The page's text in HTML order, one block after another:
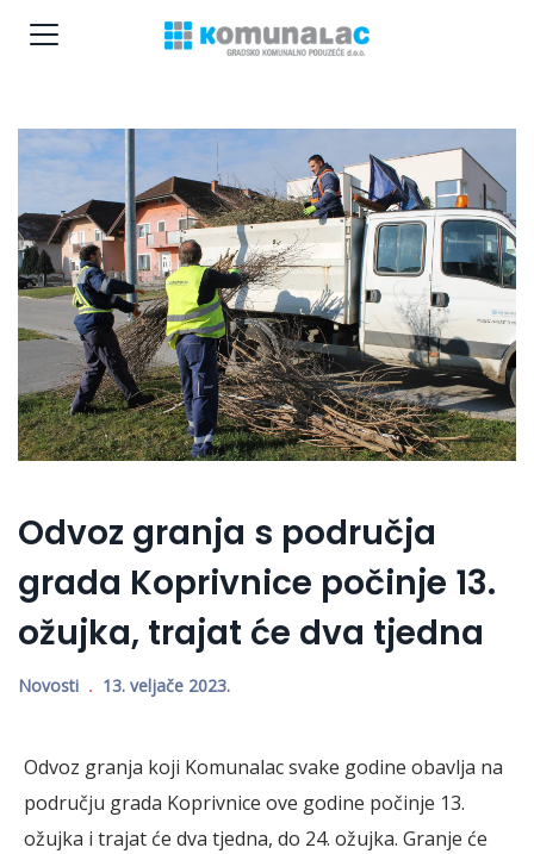
Odvoz granja s područja
grada Koprivnice počinje 13.
ožujka, trajat će dva tjedna
Novosti 13. veljače 2023.
Odvoz granja koji Komunalac svake godine obavlja na
području grada Koprivnice ove godine počinje 13.
ožujka i trajat će dva tjedna, do 24. ožujka. Granje će